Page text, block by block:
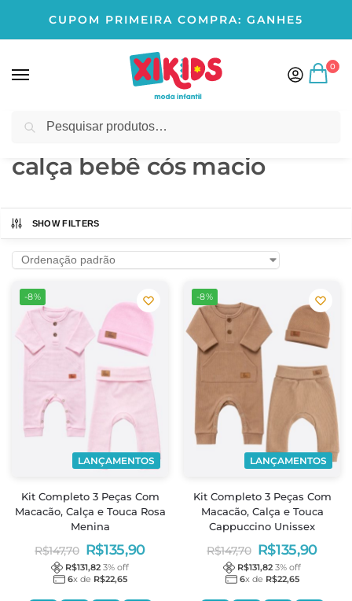
CUPOM PRIMEIRA COMPRA: GANHE5
0
Início Produtos marcados com a tag “calça bebê cós macio”
calça bebê cós macio
SHOW FILTERS
-8%
LANÇAMENTOS
Kit Completo 3 Peças Com
Macacão, Calça e Touca Rosa
Menina
R$147,70 R$135,90
R$131,82 3% off
6x de R$22,65
-8%
LANÇAMENTOS
Kit Completo 3 Peças Com
Macacão, Calça e Touca
Cappuccino Unissex
R$147,70 R$135,90
R$131,82 3% off
6x de R$22,65